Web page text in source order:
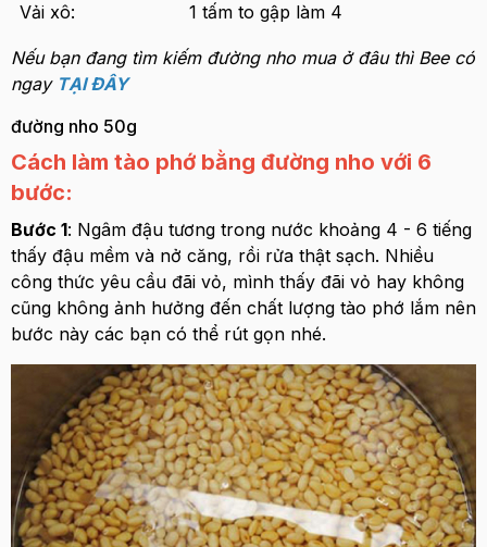
Vải xô:
1 tấm to gập làm 4
Nếu bạn đang tìm kiếm đường nho mua ở đâu thì Bee có
ngay TẠI ĐÂY
đường nho 50g
Cách làm tào phớ bằng đường nho với 6
bước:
Bước 1: Ngâm đậu tương trong nước khoảng 4 - 6 tiếng
thấy đậu mềm và nở căng, rồi rửa thật sạch. Nhiều
công thức yêu cầu đãi vỏ, mình thấy đãi vỏ hay không
cũng không ảnh hưởng đến chất lượng tào phớ lắm nên
bước này các bạn có thể rút gọn nhé.